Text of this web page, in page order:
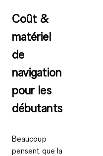
Coût &
matériel
de
navigation
pour les
débutants
Beaucoup
pensent que la